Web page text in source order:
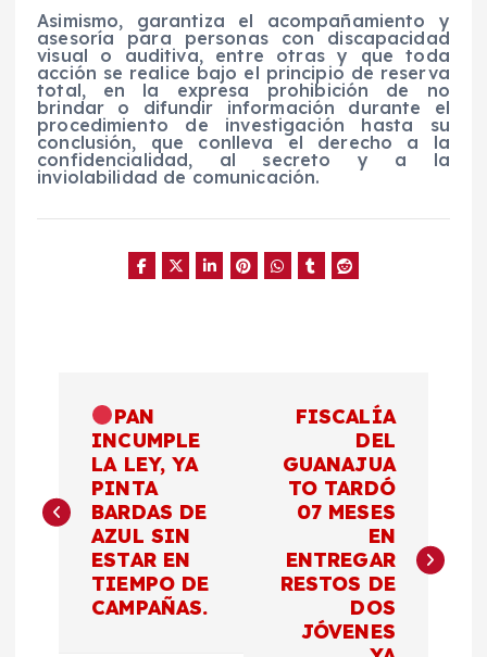
Asimismo, garantiza el acompañamiento y
asesoría para personas con discapacidad
visual o auditiva, entre otras y que toda
acción se realice bajo el principio de reserva
total, en la expresa prohibición de no
brindar o difundir información durante el
procedimiento de investigación hasta su
conclusión, que conlleva el derecho a la
confidencialidad, al secreto y a la
inviolabilidad de comunicación.
v
PAN
INCUMPLE
LA LEY, YA
PINTA
BARDAS DE
AZUL SIN
ESTAR EN
TIEMPO DE
CAMPAÑAS.
FISCALÍA
DEL
GUANAJUA
TO TARDÓ
07 MESES
EN
ENTREGAR
RESTOS DE
DOS
JÓVENES